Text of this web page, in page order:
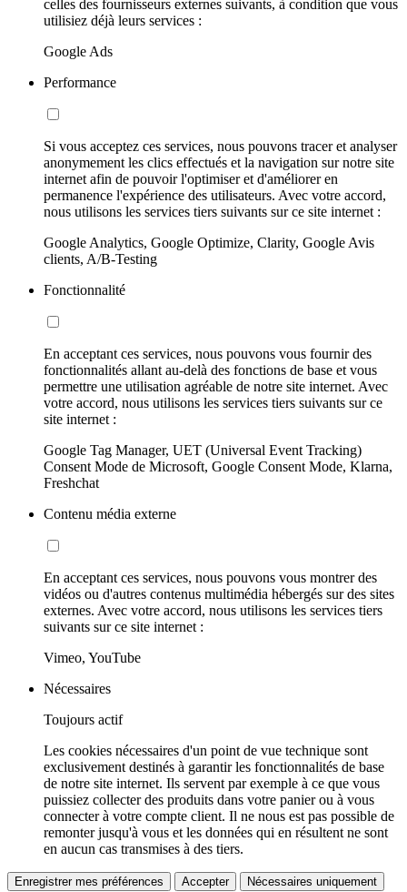
celles des fournisseurs externes suivants, à condition que vous
utilisiez déjà leurs services :
Google Ads
Performance
Si vous acceptez ces services, nous pouvons tracer et analyser
anonymement les clics effectués et la navigation sur notre site
internet afin de pouvoir l'optimiser et d'améliorer en
permanence l'expérience des utilisateurs. Avec votre accord,
nous utilisons les services tiers suivants sur ce site internet :
Google Analytics, Google Optimize, Clarity, Google Avis
clients, A/B-Testing
Fonctionnalité
En acceptant ces services, nous pouvons vous fournir des
fonctionnalités allant au-delà des fonctions de base et vous
permettre une utilisation agréable de notre site internet. Avec
votre accord, nous utilisons les services tiers suivants sur ce
site internet :
Google Tag Manager, UET (Universal Event Tracking)
Consent Mode de Microsoft, Google Consent Mode, Klarna,
Freshchat
Contenu média externe
En acceptant ces services, nous pouvons vous montrer des
vidéos ou d'autres contenus multimédia hébergés sur des sites
externes. Avec votre accord, nous utilisons les services tiers
suivants sur ce site internet :
Vimeo, YouTube
Nécessaires
Toujours actif
Les cookies nécessaires d'un point de vue technique sont
exclusivement destinés à garantir les fonctionnalités de base
de notre site internet. Ils servent par exemple à ce que vous
puissiez collecter des produits dans votre panier ou à vous
connecter à votre compte client. Il ne nous est pas possible de
remonter jusqu'à vous et les données qui en résultent ne sont
en aucun cas transmises à des tiers.
Enregistrer mes préférences Accepter Nécessaires uniquement